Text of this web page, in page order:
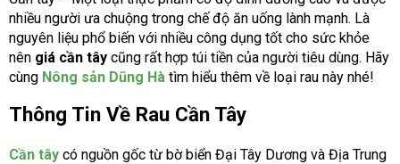
nhiều người ưa chuộng trong chế độ ăn uống lành mạnh. Là
nguyên liệu phổ biến với nhiều công dụng tốt cho sức khỏe
nên giá cần tây cũng rất hợp túi tiền của người tiêu dùng. Hãy
cùng Nông sản Dũng Hà tìm hiểu thêm về loại rau này nhé!
Thông Tin Về Rau Cần Tây
Cần tây có nguồn gốc từ bờ biển Đại Tây Dương và Địa Trung